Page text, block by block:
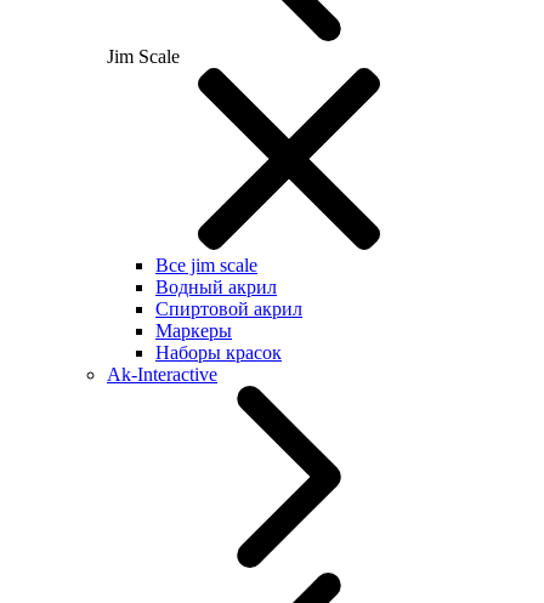
Jim Scale
Все jim scale
Водный акрил
Спиртовой акрил
Маркеры
Наборы красок
Ak-Interactive